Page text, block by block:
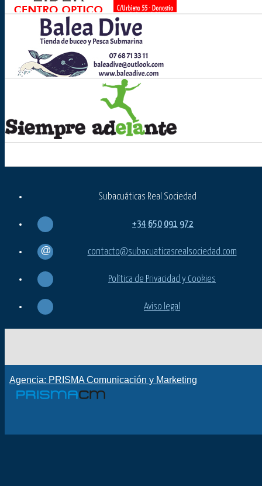
Subacuáticas Real Sociedad
+34 650 091 972
contacto@subacuaticasrealsociedad.com
Política de Privacidad y Cookies
Aviso legal
Agencia: PRISMA Comunicación y Marketing